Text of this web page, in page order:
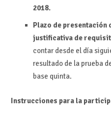
2018.
Plazo de presentación
justificativa de
contar desde el día
resultado de la prueba
base quinta.
Instrucciones para la